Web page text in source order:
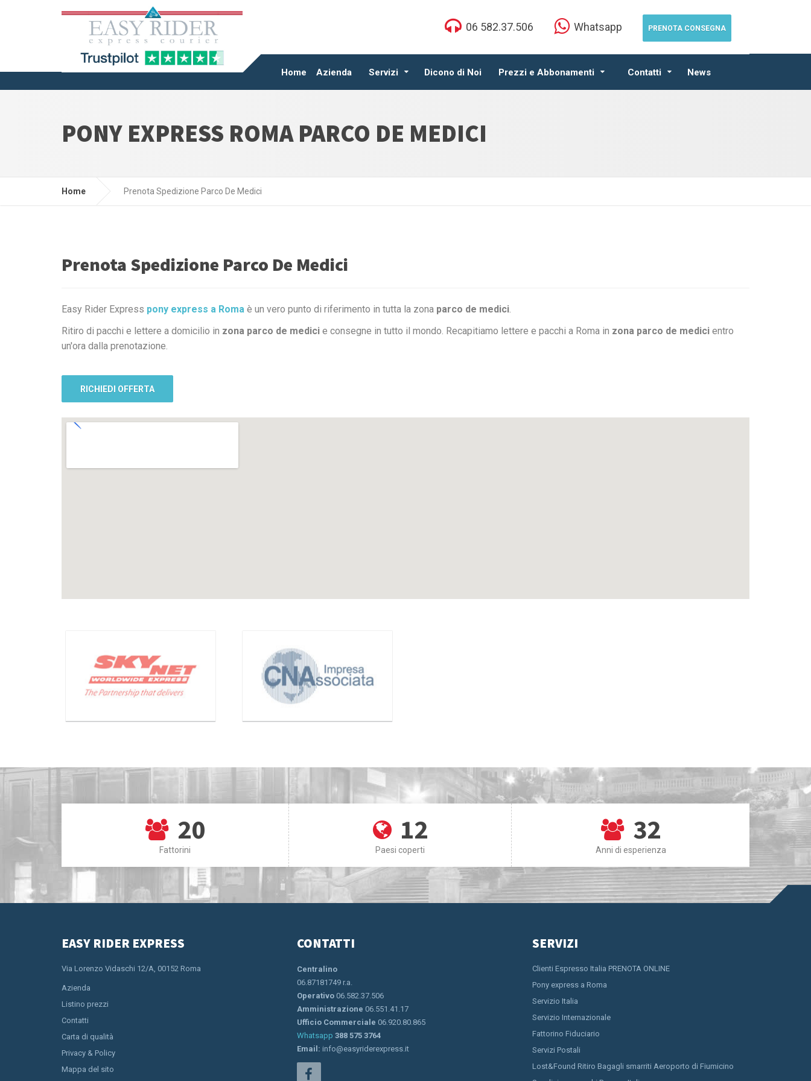
Home Azienda Servizi Dicono di Noi Prezzi e Abbonamenti Contatti News
06 582.37.506 Whatsapp PRENOTA CONSEGNA
PONY EXPRESS ROMA PARCO DE MEDICI
Home Prenota Spedizione Parco De Medici
Prenota Spedizione Parco De Medici
Easy Rider Express pony express a Roma è un vero punto di riferimento in tutta la zona parco de medici.
Ritiro di pacchi e lettere a domicilio in zona parco de medici e consegne in tutto il mondo. Recapitiamo lettere e pacchi a Roma in zona parco de medici entro
un'ora dalla prenotazione.
RICHIEDI OFFERTA
20
Fattorini
12
Paesi coperti
32
Anni di esperienza
EASY RIDER EXPRESS
Via Lorenzo Vidaschi 12/A, 00152 Roma
Azienda
Listino prezzi
Contatti
Carta di qualità
Privacy & Policy
Mappa del sito
CONTATTI
Centralino
06.87181749 r.a.
Operativo06.582.37.506
Amministrazione 06.551.41.17
Ufficio Commerciale 06.920.80.865
Whatsapp 388 575 3764
Email: info@easyriderexpress.it
SERVIZI
Clienti Espresso Italia PRENOTA ONLINE
Pony express a Roma
Servizio Italia
Servizio Internazionale
Fattorino Fiduciario
Servizi Postali
Lost&Found Ritiro Bagagli smarriti Aeroporto di Fiumicino